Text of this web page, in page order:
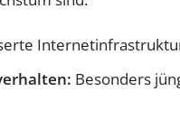
Besonders